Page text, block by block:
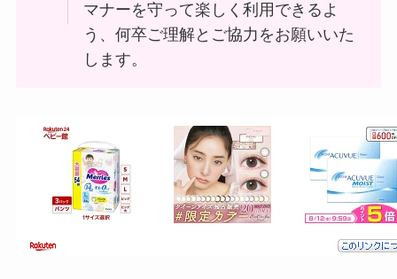
マナーを守って楽しく利用できるよ
う、何卒ご理解とご協力をお願いいた
します。